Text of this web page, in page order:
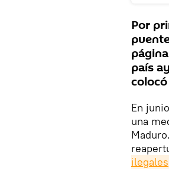
Por
país
En
una
ilegales